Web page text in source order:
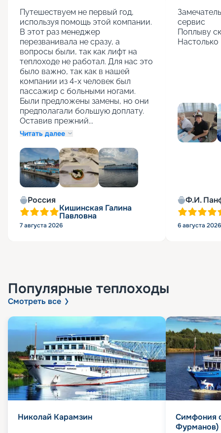
Путешествуем не первый год,
используя помощь этой компании.
В этот раз менеджер
перезванивала не сразу, а
вопросы были, так как лифт на
теплоходе не работал. Для нас это
было важно, так как в нашей
компании из 4-х человек был
пассажир с больными ногами.
Были предложены замены, но они
предполагали большую доплату.
Оставив прежний...
Читать далее
Россия
Кишинская Галина
Павловна
7 августа 2026
сервис
Поплыву
Ф.И.
6 августа 2026
Популярные теплоходы
Смотреть все
Николай Карамзин
Симфония
Фурманов)